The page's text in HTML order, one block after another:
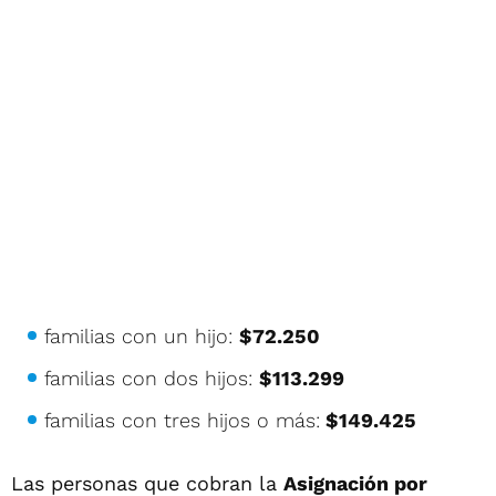
familias con un hijo: $72.250
familias con dos hijos: $113.299
familias con tres hijos o más: $149.425
Las personas que cobran la Asignación por